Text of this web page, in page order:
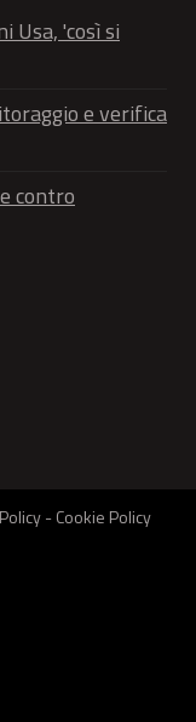
Usa, 'così si
e verifica
contro
-Cookie Policy